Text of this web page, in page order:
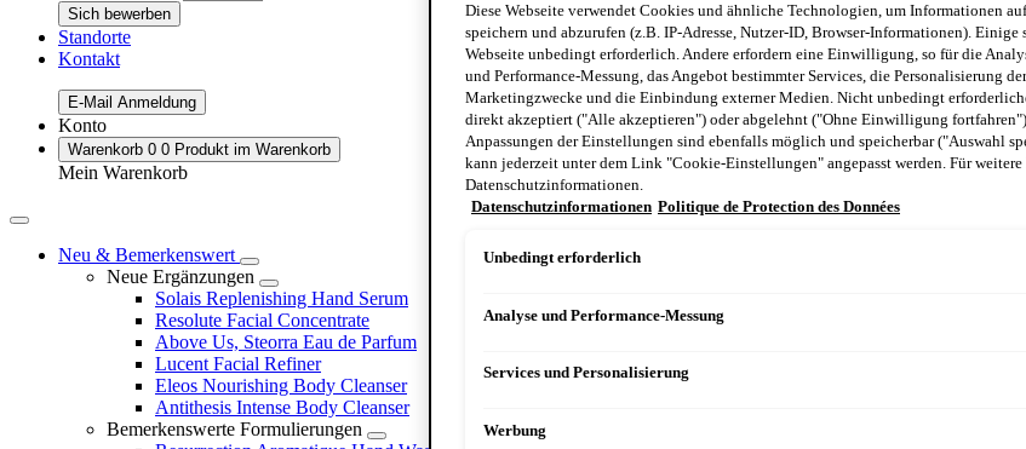
Sich bewerben
Standorte
Kontakt
E-Mail Anmeldung
Konto
Warenkorb 0 0 Produkt im Warenkorb
Mein Warenkorb
Neu & Bemerkenswert
Neue Ergänzungen
Solais Replenishing Hand Serum
Resolute Facial Concentrate
Above Us, Steorra Eau de Parfum
Lucent Facial Refiner
Eleos Nourishing Body Cleanser
Antithesis Intense Body Cleanser
Bemerkenswerte Formulierungen
Diese Webseite verwendet Cookies und ähnliche Technologien, um Informationen
speichern und abzurufen (z.B. IP-Adresse, Nutzer-ID, Browser-Informationen). Einige
Webseite unbedingt erforderlich. Andere erfordern eine Einwilligung, so für die
und Performance-Messung, das Angebot bestimmter Services, die Personalisierung
Marketingzwecke und die Einbindung externer Medien. Nicht unbedingt
direkt akzeptiert ("Alle akzeptieren") oder abgelehnt ("Ohne Einwilligung
Anpassungen der Einstellungen sind ebenfalls möglich und speicherbar ("Auswahl
kann jederzeit unter dem Link "Cookie-Einstellungen" angepasst werden. Für weitere
Datenschutzinformationen.
Datenschutzinformationen Politique de Protection des Données
Unbedingt erforderlich
Analyse und Performance-Messung
Services und Personalisierung
Werbung